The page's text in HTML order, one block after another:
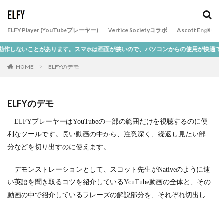
ELFY Player (YouTubeプレーヤー) Vertice Societyコラボ Ascott English
。スマホは画面が狭いので、パソコンからの使用が快適です。
HOME ELFYのデモ
ELFYのデモ
ELFYプレーヤーはYouTubeの一部の範囲だけを視聴するのに便
利なツールです。長い動画の中から、注意深く、繰返し見たい部
分などを切り出すのに使えます。
デモンストレーションとして、スコット先生がNativeのように速
い英語を聞き取るコツを紹介しているYouTube動画の全体と、その
動画の中で紹介しているフレーズの解説部分を、それぞれ切出し
カテゴリー
タグ
dictation English